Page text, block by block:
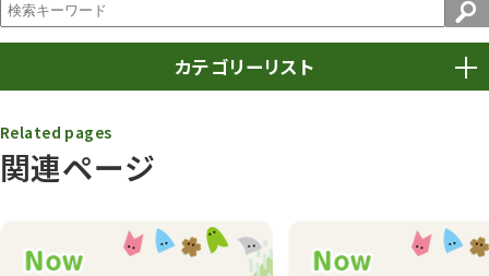
カテゴリーリスト
動物園
動物園その他 117
関連ページ
Related pages